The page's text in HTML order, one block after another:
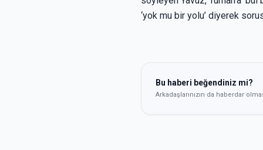
‘yok mu bir yolu’ diyerek
Bu haberi beğendiniz mi?
Arkadaşlarınızın da haberdar